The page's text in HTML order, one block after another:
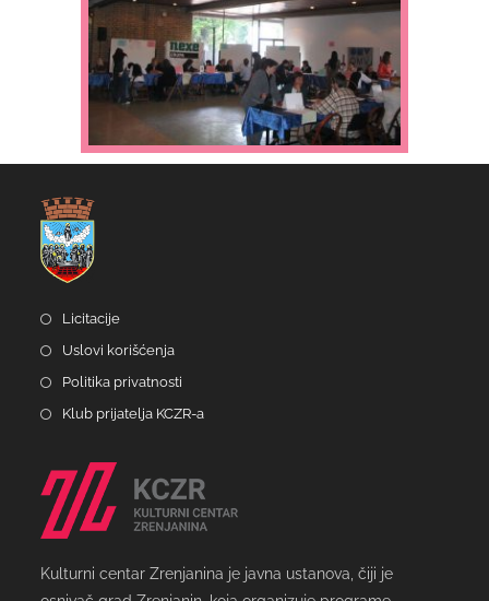
Licitacije
Uslovi korišćenja
Politika privatnosti
Klub prijatelja KCZR-a
Kulturni centar Zrenjanina je javna ustanova, čiji je